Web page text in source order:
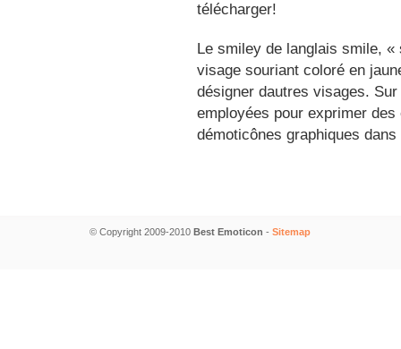
télécharger!
Le smiley de langlais smile,
visage souriant coloré en
désigner dautres visages.
employées pour exprimer
démoticônes graphiques
© Copyright 2009-2010 Best Emoticon - Sitemap